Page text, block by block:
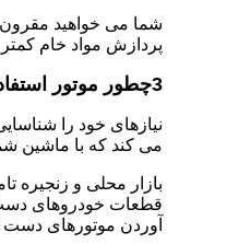
پردازش مواد خام
3چطور موتور استفاده شده خوبي رو انتخاب کنيم؟
نیازهای خود را
می کند که با ماشین
بازار محلی و زنجیره
قطعات خودروهای
آوردن موتورهای دست